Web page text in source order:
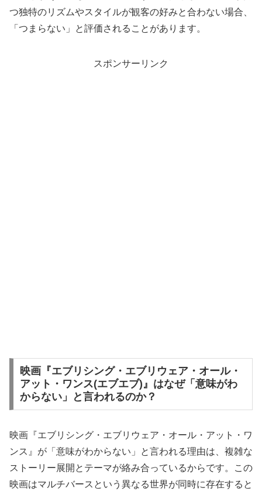
つ独特のリズムやスタイルが観客の好みと合わない場合、
「つまらない」と評価されることがあります。
スポンサーリンク
映画『エブリシング・エブリウェア・オール・
アット・ワンス(エブエブ)』はなぜ「意味がわ
からない」と言われるのか？
映画『エブリシング・エブリウェア・オール・アット・ワ
ンス』が「意味がわからない」と言われる理由は、複雑な
ストーリー展開とテーマが絡み合っているからです。この
映画はマルチバースという異なる世界が同時に存在すると